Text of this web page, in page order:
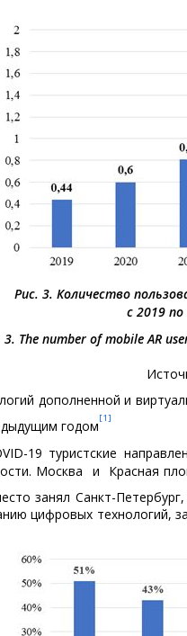
Рис. 3. Количество
с 2019
3. The number of mobile AR
дополненной и
годом[1]
19 туристские
Москва и Красная
занял Санкт-
цифровых технологий,